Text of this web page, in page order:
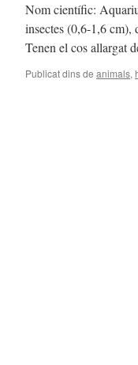
Nom científic:
insectes (0,6-1,6 cm),
Tenen el cos allargat
Publicat dins de animals,